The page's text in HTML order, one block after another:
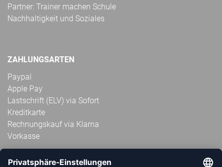
Partner: Trainer machen Schule
Nachhaltigkeit und Soziales
ZAHLUNGSARTEN
Paypal
Apple Pay
Lastschrift (ELV) via Sofort
Kreditkarte
Rechnungskauf via Klarna
Vorkasse